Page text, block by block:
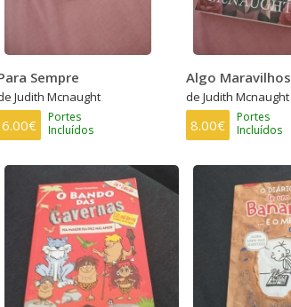
Sempre
Judith Mcnaught
6.00€
Portes
Incluídos
Algo
de Judith Mcnaught
8.00€
Portes
Incluídos